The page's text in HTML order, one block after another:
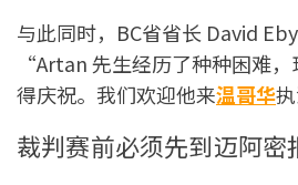
与此同时，BC省省长 David Eby
“Artan 先生经历了种种困难
得庆祝。我们欢迎他来温哥华
裁判赛前必须先到迈阿密